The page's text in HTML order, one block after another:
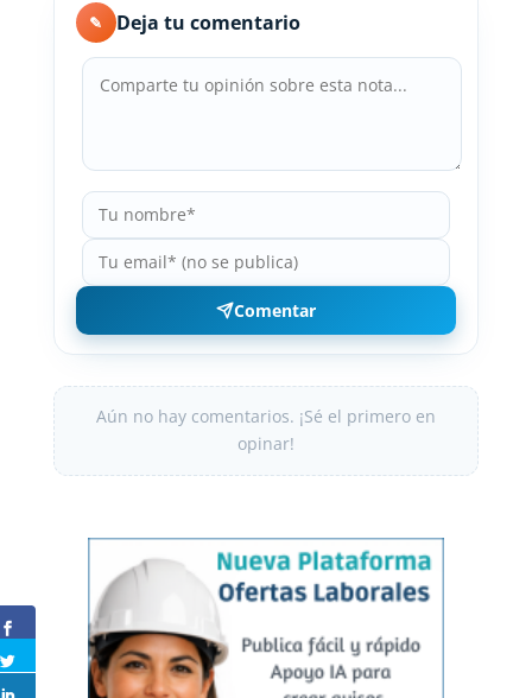
✎ Deja tu comentario
Comentar
Aún no hay comentarios. ¡Sé el primero en
opinar!